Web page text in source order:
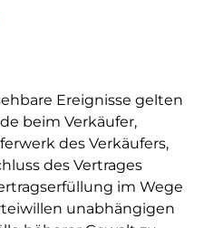
Ereignisse gelten
beim Verkäufer,
des Verkäufers,
des Vertrages
im Wege
unabhängigen